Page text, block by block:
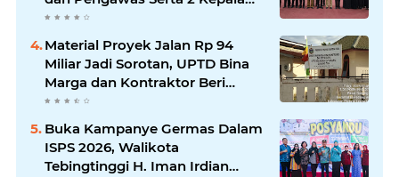
Puskesmas Pemko
Material Proyek Jalan Rp 94
Miliar Jadi Sorotan, UPTD Bina
Marga dan Kontraktor Beri
Keterangan Berbeda
Buka Kampanye Germas Dalam
ISPS 2026, Walikota
Tebingtinggi H. Iman Irdian